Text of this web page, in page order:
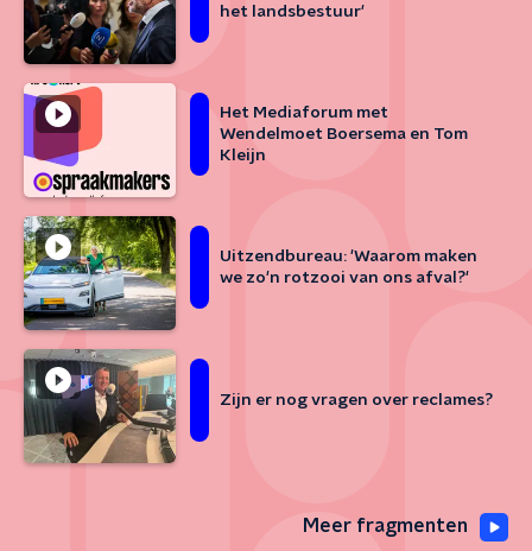
het landsbestuur'
Het Mediaforum met
Wendelmoet Boersema en Tom
Kleijn
Uitzendbureau: 'Waarom maken
we zo'n rotzooi van ons afval?'
Zijn er nog vragen over reclames?
Meer fragmenten